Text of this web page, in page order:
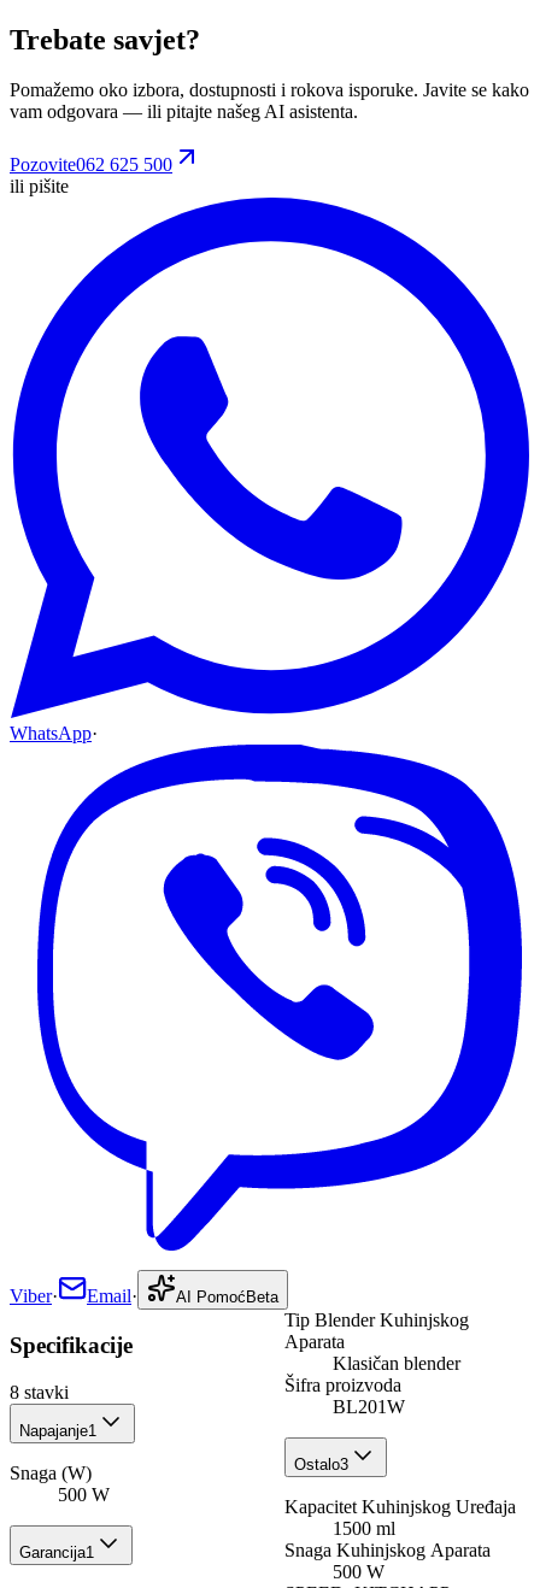
Trebate savjet?
Pomažemo oko izbora, dostupnosti i rokova isporuke. Javite se kako
vam odgovara — ili pitajte našeg AI asistenta.
Pozovite062 625 500
ili pišite
WhatsApp·
Viber· Email· AI Pomoć Beta
Specifikacije
8 stavki
Napajanje1
Snaga (W)
500 W
Garancija1
Tip Blender Kuhinjskog
Aparata
Klasičan blender
Šifra proizvoda
BL201W
Ostalo3
Kapacitet Kuhinjskog Uređaja
1500 ml
Snaga Kuhinjskog Aparata
500 W